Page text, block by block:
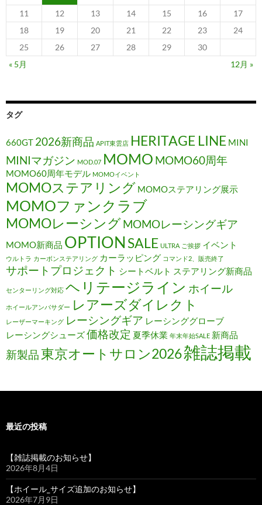
11
12 13 14 15 16
17
18
19 20 21 22 23
24
25
26 27 28 29
30
« 5月
12月 »
タグ
660GT 2026新商品 APIT東雲店 HERITAGE LINE MINI
MINIマガジン MOD.07 MOMO MOMO60周年
MOMO60周年モデル MOMOイベント
MOMOステアリング MOMOステアリング展示
MOMOファンクラブ
MOMOレーシングMOMOレーシングギア
MOMO新商品 OPTION SALE ULTRA ご挨拶 イベント
ウルトラ カーボンステアリング カーラッピング コマンド2、販売終了
サポートプロジェクト シートベルト ステアリング新商品
センターリング対応 ヘリテージライン ホイール
ホイールアンバサダー レアーズダイレクト
レーザーマーキング レーシングギア レーシンググローブ
レーシングシューズ価格改定 夏季休業 年末年始SALE 新商品
新製品 東京オートサロン2026雑誌掲載
最近の投稿
【雑誌掲載のお知らせ】
2026年8月4日
【ホイール_サイズ追加のお知らせ】
2026年7月9日